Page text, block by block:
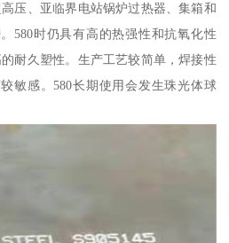
压、亚临界电站锅炉过热器、集箱和
580时仍具有高的热强性和抗氧化性
耐久塑性。生产工艺较简单，焊接性
敏感。580长期使用会发生珠光体球